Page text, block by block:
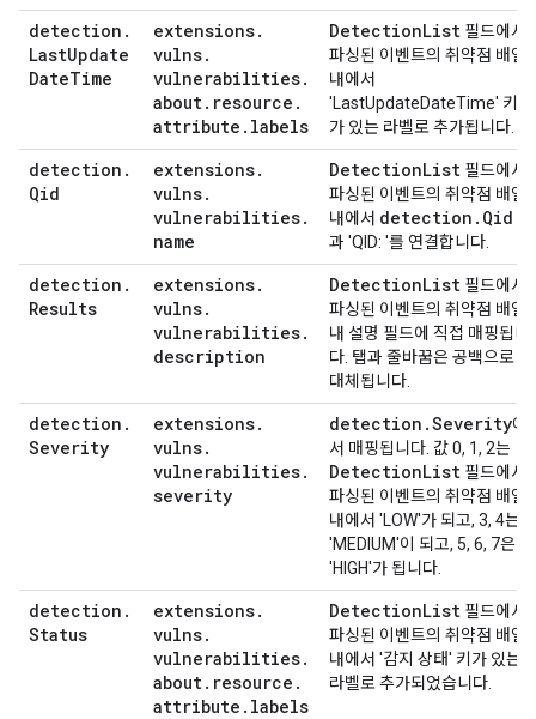
detection .
LastUpdate
DateTime
extensions.
vulns.
vulnerabilities.
about. resource .
attribute . labels
DetectionList 필드에서
파싱된 이벤트의 취약점 배열
내에서
'LastUpdateDateTime' 키
가 있는 라벨로 추가됩니다.
detection .
Qid
extensions.
vulns.
vulnerabilities.
name
DetectionList 필드에서
파싱된 이벤트의 취약점 배열
내에서 detection . Qid
과 'QID: '를 연결합니다.
detection .
Results
extensions.
vulns.
vulnerabilities.
description
DetectionList 필드에서
파싱된 이벤트의 취약점 배열
내 설명 필드에 직접 매핑됩니
다. 탭과 줄바꿈은 공백으로
대체됩니다.
detection .
Severity
extensions.
vulns.
vulnerabilities.
severity
detection .Severity에
서 매핑됩니다. 값 0, 1, 2는
DetectionList 필드에서
파싱된 이벤트의 취약점 배열
내에서 'LOW'가 되고, 3, 4는
'MEDIUM'이 되고, 5, 6, 7은
'HIGH'가 됩니다.
detection .
Status
extensions.
vulns.
vulnerabilities.
about. resource .
attribute . labels
DetectionList 필드에서
파싱된 이벤트의 취약점 배열
내에서 '감지 상태' 키가 있는
라벨로 추가되었습니다.